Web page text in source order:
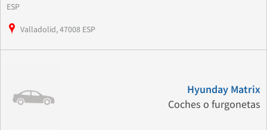
ESP
Valladolid, 47008 ESP
Hyunday Matrix
Coches o furgonetas